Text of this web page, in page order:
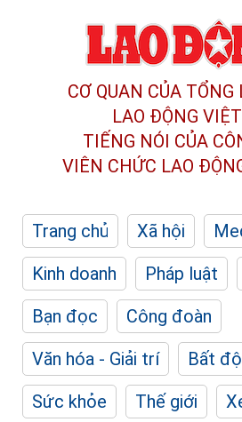
CƠ QUAN CỦA
LAO ĐỘNG
TIẾNG NÓI CỦA
VIÊN CHỨC LAO
Trang chủ Xã hội
Kinh doanh
Pháp luật
Bạn đọc
Công đoàn
Văn hóa - Giải trí
Bất
Sức khỏe
Thế giới